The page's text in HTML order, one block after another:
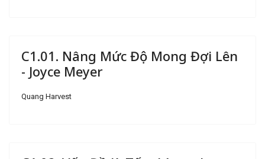
C1.01. Nâng Mức Độ Mong Đợi Lên
- Joyce Meyer
Quang Harvest